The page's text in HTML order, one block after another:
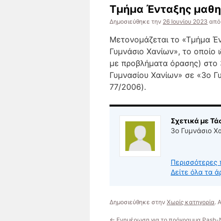
Τμήμα Ένταξης
Δημοσιεύθηκε την 26 Ιουνίου 2023 από
Μετονομάζεται το «Τμήμα
Γυμνάσιο Χανίων», το οποίο
με προβλήματα όρασης) στο
Γυμνασίου Χανίων» σε «3ο
77/2006).
Σχετικά με
3ο Γυμνάσιο
Περισσότερες
Δείτε όλα τα
Δημοσιεύθηκε στην Χωρίς κατηγορία.